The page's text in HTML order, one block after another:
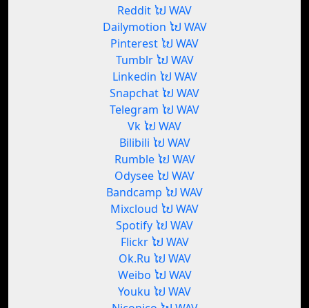
Reddit ໄປ WAV
Dailymotion ໄປ WAV
Pinterest ໄປ WAV
Tumblr ໄປ WAV
Linkedin ໄປ WAV
Snapchat ໄປ WAV
Telegram ໄປ WAV
Vk ໄປ WAV
Bilibili ໄປ WAV
Rumble ໄປ WAV
Odysee ໄປ WAV
Bandcamp ໄປ WAV
Mixcloud ໄປ WAV
Spotify ໄປ WAV
Flickr ໄປ WAV
Ok.Ru ໄປ WAV
Weibo ໄປ WAV
Youku ໄປ WAV